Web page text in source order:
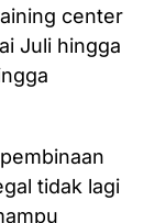
center
Juli hingga
tidak lagi